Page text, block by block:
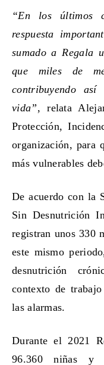
“En los últimos
respuesta
sumado a Regala
que miles de
contribuyendo
vida”, relata
Protección,
organización, para
más vulnerables
De acuerdo con la
Sin Desnutrición
registran unos 330
este mismo
desnutrición
contexto de
las alarmas.
Durante el 2021
96.360 niñas y